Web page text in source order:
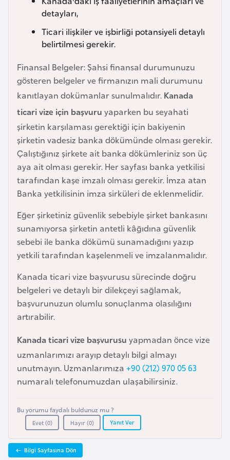
detayları,
Ticari ilişkiler ve işbirliği potansiyeli detaylı
belirtilmesi gerekir.
Finansal Belgeler: Şahsi finansal durumunuzu
gösteren belgeler ve firmanızın mali durumunu
kanıtlayan dokümanlar sunulmalıdır. Kanada
ticari vize için başvuru yaparken bu seyahati
şirketin karşılaması gerektiği için bakiyenin
şirketin vadesiz banka dökümünde olması gerekir.
Çalıştığınız şirkete ait banka dökümleriniz son üç
aya ait olması gerekir. Her sayfası banka yetkilisi
tarafından kaşe imzalı olması gerekir. İmza atan
Banka yetkilisinin imza sirküleri de eklenmelidir.
Eğer şirketiniz güvenlik sebebiyle şirket bankasını
sunamıyorsa şirketin antetli kâğıdına güvenlik
sebebi ile banka dökümü sunamadığını yazıp
yetkili tarafından kaşelenmeli ve imzalanmalıdır.
Kanada ticari vize başvurusu sürecinde doğru
belgeleri ve detaylı bir dilekçeyi sağlamak,
başvurunuzun olumlu sonuçlanma olasılığını
artırabilir.
Kanada ticari vize başvurusu yapmadan önce vize
uzmanlarımızı arayıp detaylı bilgi almayı
unutmayın. Uzmanlarımıza +90 (212) 970 05 63
numaralı telefonumuzdan ulaşabilirsiniz.
Bu yorumu faydalı buldunuz mu ?
Evet (0) Hayır (0) Yanıt Ver
Bilgi Sayfasına Dön
s
n
a
H
e
r
s
e
k
B
u
l
a
r
i
s
t
n
B
u
r
k
n
a